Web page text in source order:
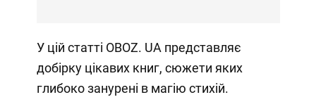
У цій статті OBOZ. UA представляє
добірку цікавих книг, сюжети яких
глибоко занурені в магію стихій.